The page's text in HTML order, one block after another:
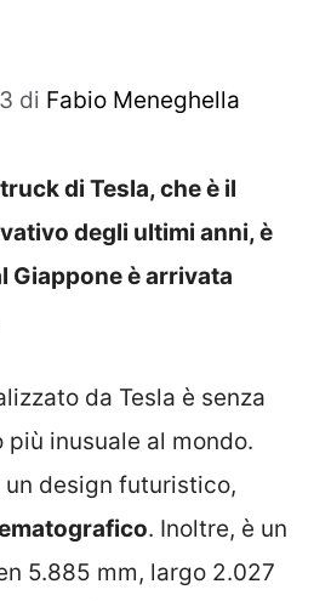
di Fabio Meneghella
di Tesla, che è il
degli ultimi anni, è
Giappone è arrivata
da Tesla è senza
inusuale al mondo.
design futuristico,
. Inoltre, è un
5.885 mm, largo 2.027